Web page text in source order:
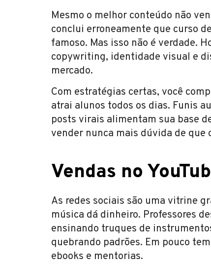
Mesmo o melhor conteúdo não
conclui erroneamente que curso
famoso. Mas isso não é verdade.
copywriting, identidade visual e
mercado.
Com estratégias certas, você
atrai alunos todos os dias. Funis
posts virais alimentam sua base
vender nunca mais dúvida de
Vendas no
As redes sociais são uma vitrine
música dá dinheiro. Professores
ensinando truques de
quebrando padrões. Em pouco
ebooks e mentorias.